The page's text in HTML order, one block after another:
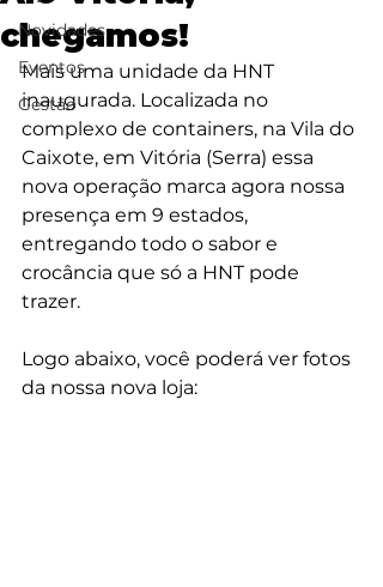
Novidades
Eventos
Gestão
chegamos!
Mais uma unidade da HNT
inaugurada. Localizada no
complexo de containers, na Vila do
Caixote, em Vitória (Serra) essa
nova operação marca agora nossa
presença em 9 estados,
entregando todo o sabor e
crocância que só a HNT pode
trazer.
Logo abaixo, você poderá ver fotos
da nossa nova loja: